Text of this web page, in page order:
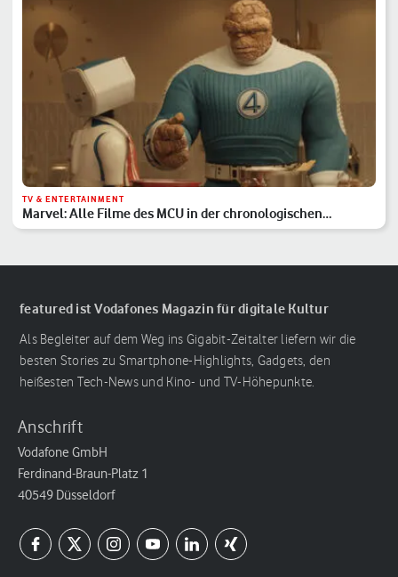
TV & ENTERTAINMENT
Marvel: Alle Filme des MCU in der chronologischen
Reihenfolge
featured ist Vodafones Magazin für digitale Kultur
Als Begleiter auf dem Weg ins Gigabit-Zeitalter liefern wir die
besten Stories zu Smartphone-Highlights, Gadgets, den
heißesten Tech-News und Kino- und TV-Höhepunkte.
Anschrift
Vodafone GmbH
Ferdinand-Braun-Platz 1
40549 Düsseldorf